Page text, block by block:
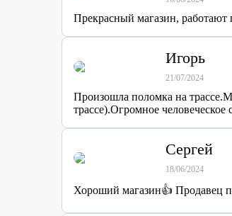
Прекрасный магазин,
Игорь
21/07/2024
Произошла поломка на
трассе).Огромное
Сергей
18/06/2024
Хороший магазин👍 Продавец